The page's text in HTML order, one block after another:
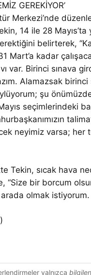
GEREKİYOR’
Merkezi’nde
14 ile 28 Mayıs’ta
belirterek,
Mart’a kadar
var. Birinci sınava
Alamazsak
şu
seçimlerindeki
neyimiz varsa; her
sıcak hava
“Size bir borcum
olmak istiyorum.
yalnızca